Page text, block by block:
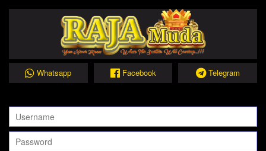
Whatsapp Facebook Telegram